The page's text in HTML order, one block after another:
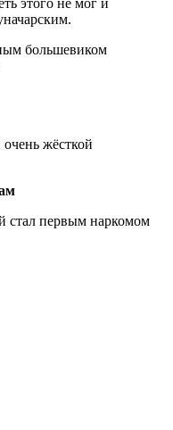
большевиком
жёсткой
стал первым наркомом